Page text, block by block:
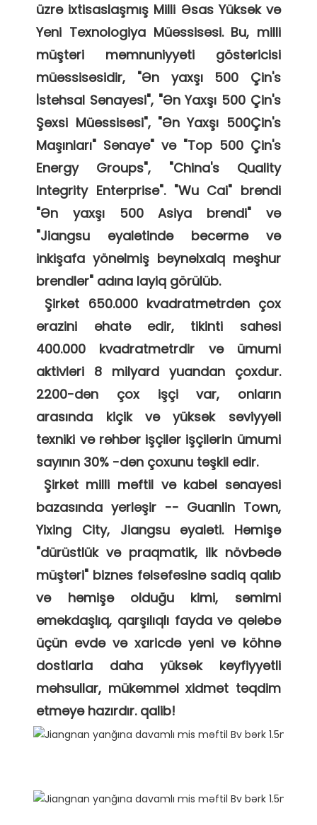
üzrə ixtisaslaşmış Milli Əsas Yüksək və
Yeni Texnologiya Müəssisəsi. Bu, milli
müştəri məmnuniyyəti göstəricisi
müəssisəsidir, "Ən yaxşı 500 Çin's
İstehsal Sənayesi", "Ən Yaxşı 500 Çin's
Şəxsi Müəssisəsi", "Ən Yaxşı 500Çin's
Maşınları" Sənaye" və "Top 500 Çin's
Energy Groups", "China's Quality
Integrity Enterprise". "Wu Cai" brendi
"Ən yaxşı 500 Asiya brendi" və
"Jiangsu əyalətində becərmə və
inkişafa yönəlmiş beynəlxalq məşhur
brendlər" adına layiq görülüb.
ərazini əhatə edir, tikinti sahəsi
400.000 kvadratmetrdir və ümumi
aktivləri 8 milyard yuandan çoxdur.
2200-dən çox işçi var, onların
arasında kiçik və yüksək səviyyəli
texniki və rəhbər işçilər işçilərin ümumi
sayının 30% -dən çoxunu təşkil edir.
bazasında yerləşir -- Guanlin Town,
Yixing City, Jiangsu əyaləti. Həmişə
"dürüstlük və praqmatik, ilk növbədə
müştəri" biznes fəlsəfəsinə sadiq qalıb
və həmişə olduğu kimi, səmimi
əməkdaşlıq, qarşılıqlı fayda və qələbə
üçün evdə və xaricdə yeni və köhnə
dostlarla daha yüksək keyfiyyətli
məhsullar, mükəmməl xidmət təqdim